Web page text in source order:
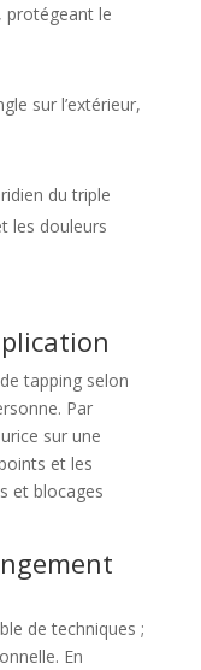
protégeant le
sur l’extérieur,
du triple
les douleurs
tapping selon
Par
sur une
et les
et blocages
de techniques ;
En